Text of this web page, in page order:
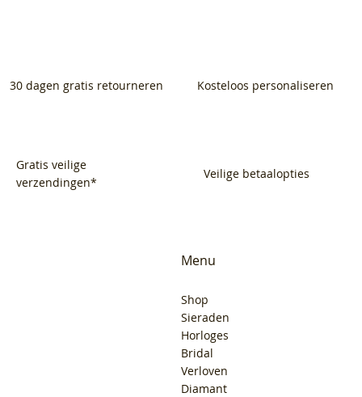
30 dagen gratis retourneren Kosteloos personaliseren
Gratis veilige
verzendingen*
Veilige betaalopties
Menu
Shop
Sieraden
Horloges
Bridal
Verloven
Diamant